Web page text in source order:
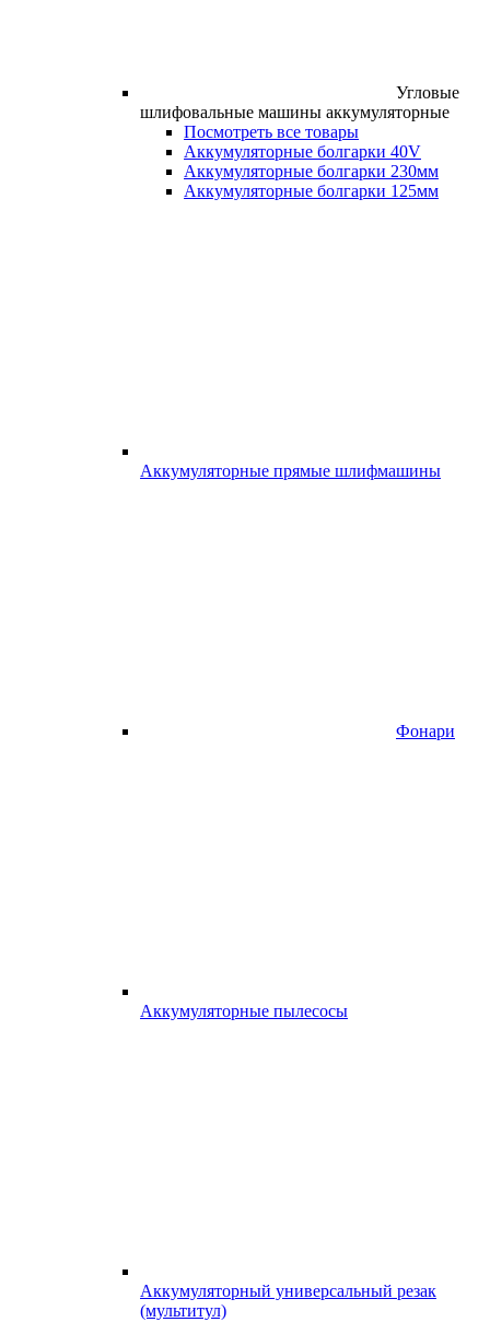
Угловые
шлифовальные машины аккумуляторные
Посмотреть все товары
Аккумуляторные болгарки 40V
Аккумуляторные болгарки 230мм
Аккумуляторные болгарки 125мм
Аккумуляторные прямые шлифмашины
Фонари
Аккумуляторные пылесосы
Аккумуляторный универсальный резак
(мультитул)